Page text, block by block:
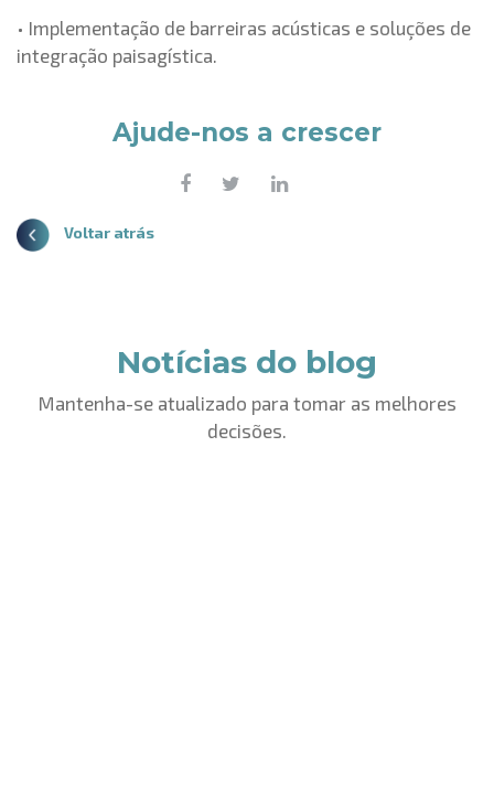
• Implementação de barreiras acústicas e soluções de
integração paisagística.
Ajude-nos a crescer
Voltar atrás
Notícias do blog
Mantenha-se atualizado para tomar as melhores
decisões.